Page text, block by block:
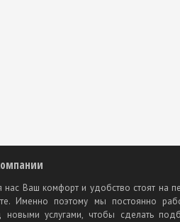
нас Ваш комфорт и удобство стоят на
Именно поэтому мы постоянно
новыми услугами, чтобы сделать